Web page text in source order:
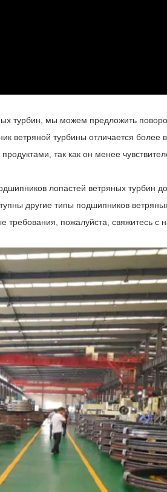
турбин, мы можем предложить
ветряной турбины отличается более
так как он менее
лопастей ветряных турбин
другие типы подшипников
требования, пожалуйста, свяжитесь с